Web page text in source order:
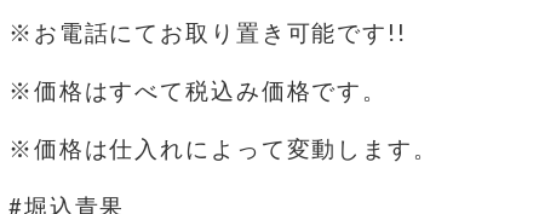
※お電話にてお取り置き可能です!!
※価格はすべて税込み価格です。
※価格は仕入れによって変動します。
#堀込青果